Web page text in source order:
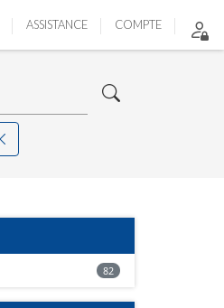
ASSISTANCE COMPTE
82